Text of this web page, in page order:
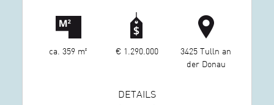
ca. 359 m² € 1.290.000
3425 Tulln an
der Donau
DETAILS